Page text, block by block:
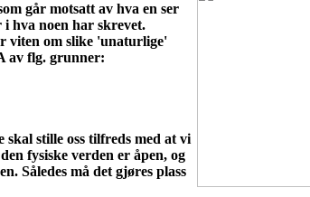
går motsatt av hva en ser
hva noen har skrevet.
viten om slike 'unaturlige'
av flg. grunner:
stille oss tilfreds med at vi
fysiske verden er åpen, og
Således må det gjøres plass